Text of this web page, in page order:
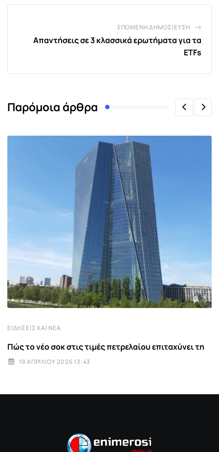
ΕΠΌΜΕΝΗ ΔΗΜΟΣΊΕΥΣΗ
Aπαντήσεις σε 3 κλασσικά ερωτήματα για τα
ETFs
Παρόμοια άρθρα
ΕΙΔΉΣΕΙΣ ΚΑΙ ΝΈΑ
Πώς το νέο σοκ στις τιμές πετρελαίου επιταχύνει τη
19 ΑΠΡΙΛΊΟΥ 2026 13:43